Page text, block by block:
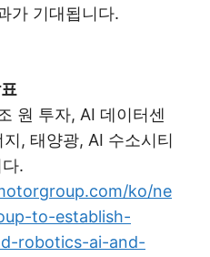
가 기대됩니다.
원 투자, AI 데이터센
, 태양광, AI 수소시티
.
ko/ne
to-establish-
robotics-ai-and-